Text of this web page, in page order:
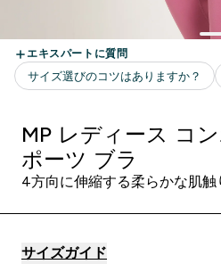
MP レディース コ
ポーツ ブラ
4方向に伸縮する柔らかな肌
サイズガイド